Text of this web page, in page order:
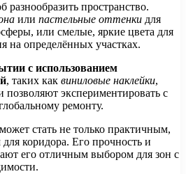
разнообразить пространство.
или пастельные оттенки для
или смелые, яркие цвета для
на определённых участках.
с использованием
, таких как виниловые наклейки,
позволяют экспериментировать с
ремонту.
может стать не только практичным,
коридора. Его прочность и
его отличным выбором для зон с